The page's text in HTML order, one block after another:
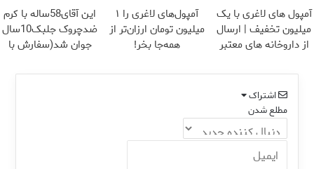
آمپول های لاغری با یک
میلیون تخفیف | ارسال
از داروخانه های معتبر
آمپول‌های لاغری را ۱
میلیون تومان ارزان‌تر از
همه‌جا بخر!
این آقای58ساله با کرم
ضدچروک جلبک10سال
جوان شد(سفارش با
اشتراک
مطلع شدن